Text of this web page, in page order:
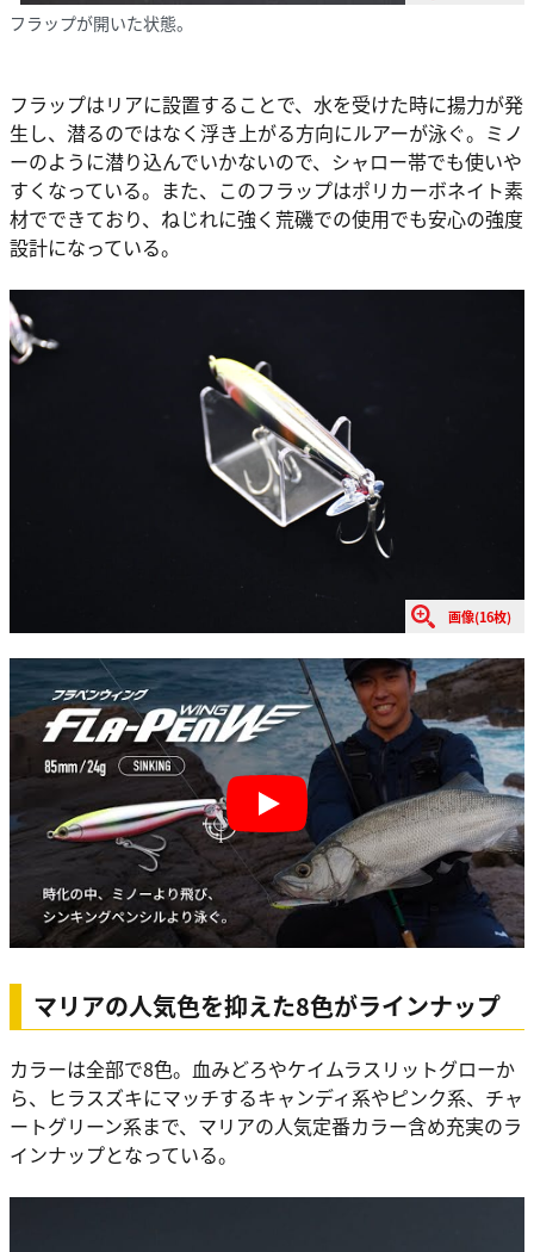
フラップが開いた状態。
フラップはリアに設置することで、水を受けた時に揚力が発
生し、潜るのではなく浮き上がる方向にルアーが泳ぐ。ミノ
ーのように潜り込んでいかないので、シャロー帯でも使いや
すくなっている。また、このフラップはポリカーボネイト素
材でできており、ねじれに強く荒磯での使用でも安心の強度
設計になっている。
画像(16枚)
Play
マリアの人気色を抑えた8色がラインナップ
カラーは全部で8色。血みどろやケイムラスリットグローか
ら、ヒラスズキにマッチするキャンディ系やピンク系、チャ
ートグリーン系まで、マリアの人気定番カラー含め充実のラ
インナップとなっている。